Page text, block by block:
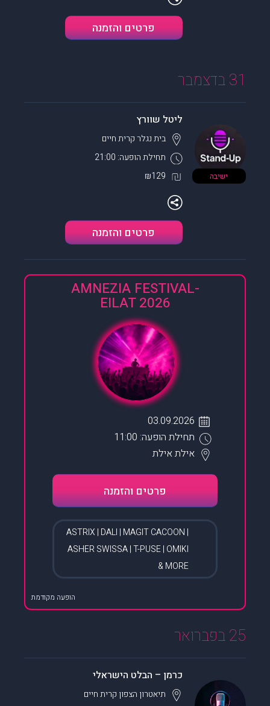
פרטים והזמנה
31 בדצמבר
ישיבה
ליטל שוורץ
תחילת הופעה: 21:00
בית נגלרקרית חיים
₪129
פרטים והזמנה
AMNEZIA FESTIVAL-
EILAT 2026
03.09.2026
תחילת הופעה: 11:00
אילתאילת
פרטים והזמנה
ASTRIX | DALI | MAGIT CACOON |
ASHER SWISSA | T-PUSE | OMIKI
& MORE
הופעה מקודמת
25 בפברואר
כרמן – הבלט הישראלי
תיאטרון הצפון קרית חיים